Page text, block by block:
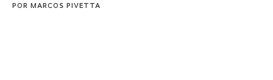
POR MARCOS PIVETTA